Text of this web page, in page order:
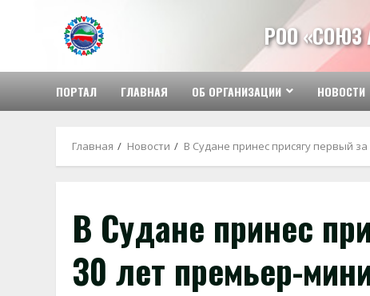
содержимому
РОО «СОЮЗ
ПОРТАЛ ГЛАВНАЯ ОБ ОРГАНИЗАЦИИ НОВОСТИ
Главная Новости В Судане принес присягу первый
В Судане принес
30 лет премьер-